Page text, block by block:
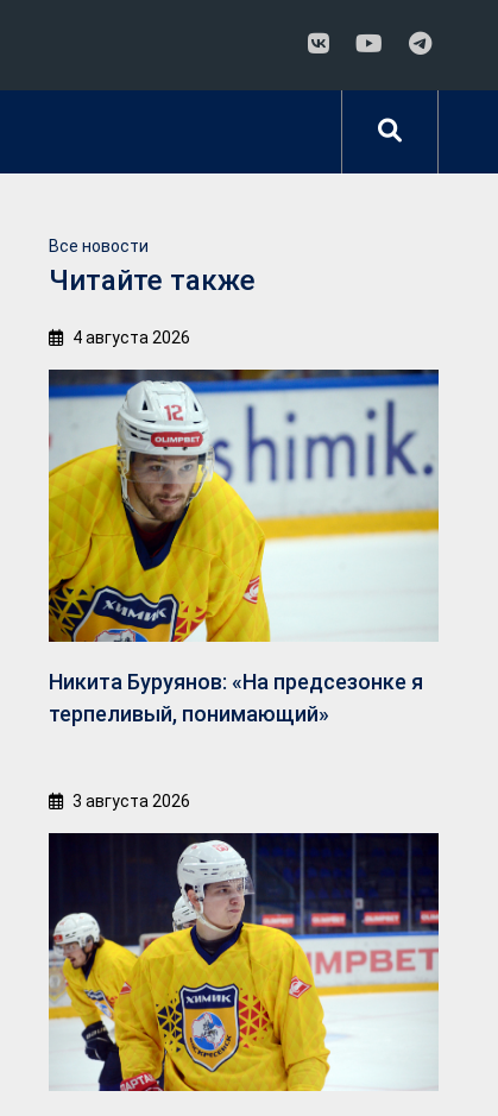
Все новости
Читайте также
4 августа 2026
Никита Буруянов: «На предсезонке я
терпеливый, понимающий»
3 августа 2026